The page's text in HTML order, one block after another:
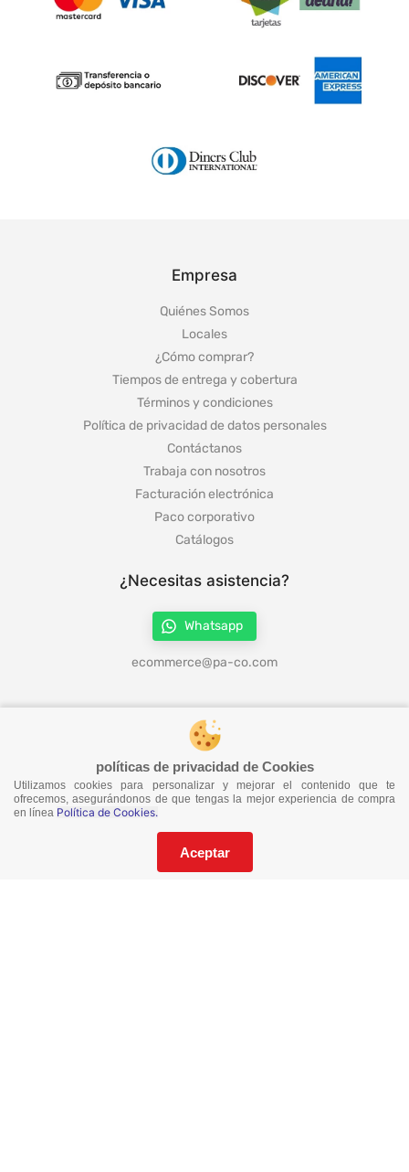
políticas de privacidad de Cookies
Utilizamos cookies para personalizar y mejorar el contenido que te
ofrecemos, asegurándonos de que tengas la mejor experiencia de compra
en línea Política de Cookies.
Aceptar
Empresa
Quiénes Somos
Locales
¿Cómo comprar?
Tiempos de entrega y cobertura
Términos y condiciones
Política de privacidad de datos personales
Contáctanos
Trabaja con nosotros
Facturación electrónica
Paco corporativo
Catálogos
¿Necesitas asistencia?
Whatsapp
ecommerce@pa-co.com
¡No te pierdas nuestras ofertas!